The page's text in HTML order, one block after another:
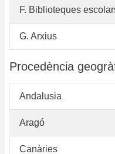
F. Biblioteques
G. Arxius
Procedència
Andalusia
Aragó
Canàries